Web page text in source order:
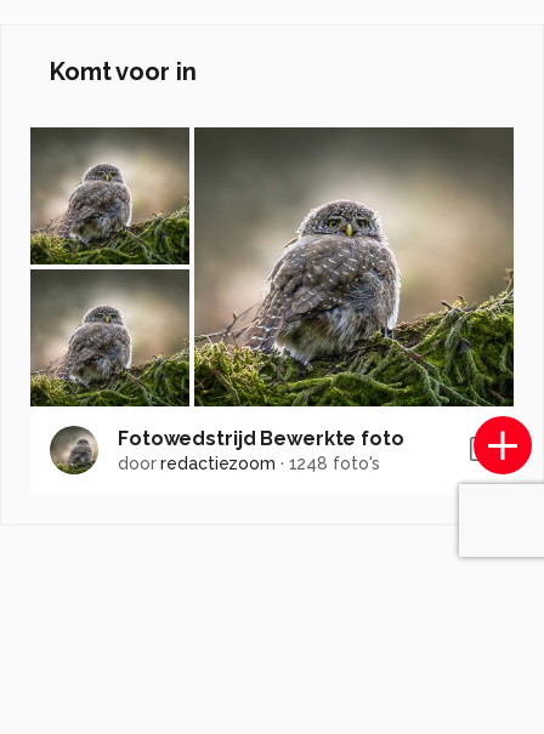
Komt voor in
Fotowedstrijd Bewerkte foto
doorredactiezoom · 1248 foto's